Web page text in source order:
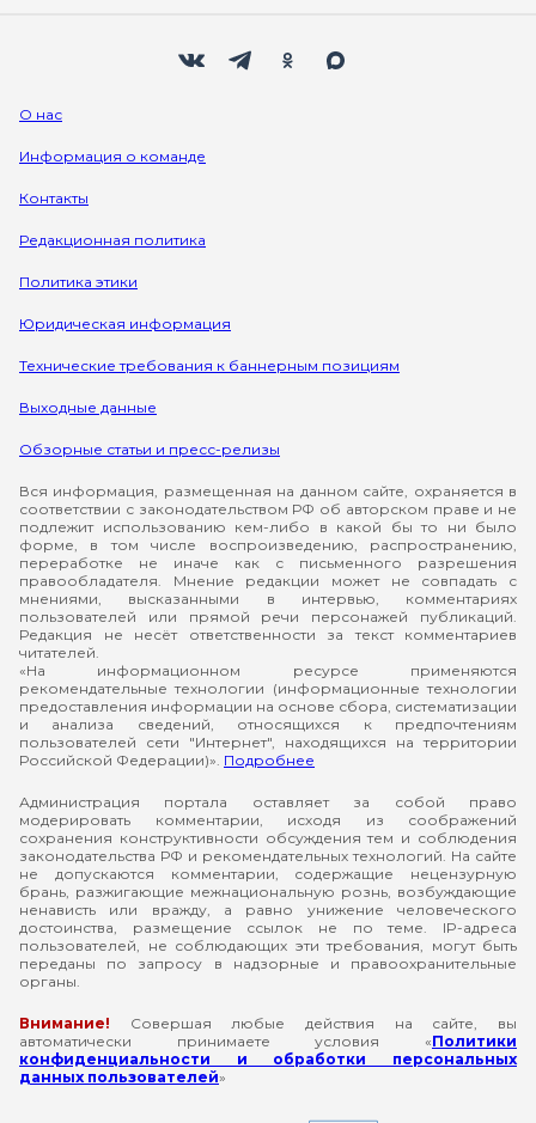
О нас
Информация о команде
Контакты
Редакционная политика
Политика этики
Юридическая информация
Технические требования к баннерным позициям
Выходные данные
Обзорные статьи и пресс-релизы
Вся информация, размещенная на данном сайте, охраняется в
соответствии с законодательством РФ об авторском праве и не
подлежит использованию кем-либо в какой бы то ни было
форме, в том числе воспроизведению, распространению,
переработке не иначе как с письменного разрешения
правообладателя. Мнение редакции может не совпадать с
мнениями, высказанными в интервью, комментариях
пользователей или прямой речи персонажей публикаций.
Редакция не несёт ответственности за текст комментариев
читателей.
«На информационном ресурсе применяются
рекомендательные технологии (информационные технологии
предоставления информации на основе сбора, систематизации
и анализа сведений, относящихся к предпочтениям
пользователей сети "Интернет", находящихся на территории
Российской Федерации)». Подробнее
Администрация портала оставляет за собой право
модерировать комментарии, исходя из соображений
сохранения конструктивности обсуждения тем и соблюдения
законодательства РФ и рекомендательных технологий. На сайте
не допускаются комментарии, содержащие нецензурную
брань, разжигающие межнациональную рознь, возбуждающие
ненависть или вражду, а равно унижение человеческого
достоинства, размещение ссылок не по теме. IP-адреса
пользователей, не соблюдающих эти требования, могут быть
переданы по запросу в надзорные и правоохранительные
органы.
Внимание! Совершая любые действия на сайте, вы
автоматически принимаете условия «Политики
конфиденциальности и обработки персональных
данных пользователей»